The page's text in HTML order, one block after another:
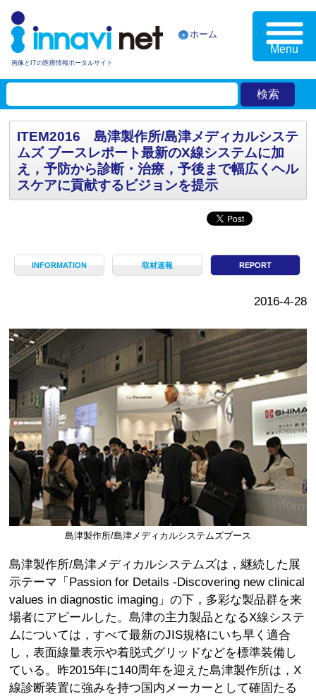
画像とITの医療情報ポータルサイト
ホーム
Menu
ITEM2016 島津製作所/島津メディカルシステ
ムズ ブースレポート最新のX線システムに加
え，予防から診断・治療，予後まで幅広くヘル
スケアに貢献するビジョンを提示
INFORMATION 取材速報 REPORT
2016-4-28
島津製作所/島津メディカルシステムズブース
島津製作所/島津メディカルシステムズは，継続した展
示テーマ「Passion for Details -Discovering new clinical
values in diagnostic imaging」の下，多彩な製品群を来
場者にアピールした。島津の主力製品となるX線システ
ムについては，すべて最新のJIS規格にいち早く適合
し，表面線量表示や着脱式グリッドなどを標準装備し
ている。昨2015年に140周年を迎えた島津製作所は，X
線診断装置に強みを持つ国内メーカーとして確固たる